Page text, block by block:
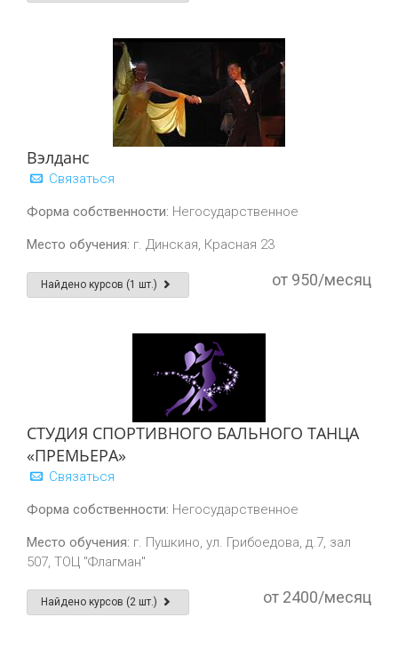
Вэлданс
Связаться
Форма собственности: Негосударственное
Место обучения: г. Динская, Красная 23
Найдено курсов (1 шт.) от 950/месяц
СТУДИЯ СПОРТИВНОГО БАЛЬНОГО ТАНЦА
«ПРЕМЬЕРА»
Связаться
Форма собственности: Негосударственное
Место обучения: г. Пушкино, ул. Грибоедова, д.7, зал
507, ТОЦ "Флагман"
Найдено курсов (2 шт.) от 2400/месяц